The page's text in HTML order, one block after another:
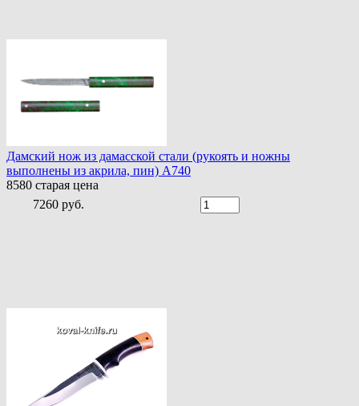
Дамский нож из дамасской стали (рукоять и ножны
выполнены из акрила, пин) A740
8580 старая цена
7260 руб.